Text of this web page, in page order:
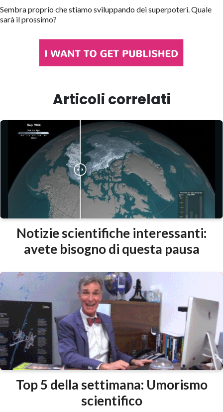
Sembra proprio che stiamo sviluppando dei superpoteri. Quale
sarà il prossimo?
Articoli correlati
Notizie scientifiche interessanti:
avete bisogno di questa pausa
Top 5 della settimana: Umorismo
scientifico